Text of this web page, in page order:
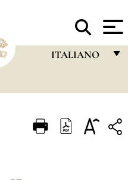
ITALIANO
ITALIANO